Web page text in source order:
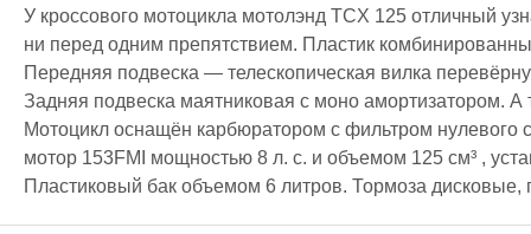
У кроссового мотоцикла мотолэнд TCX 125 отличный
ни перед одним препятствием. Пластик
Передняя подвеска — телескопическая вилка
Задняя подвеска маятниковая с моно амортизатором.
Мотоцикл оснащён карбюратором с фильтром
мотор 153FMI мощностью 8 л. с. и объемом 125 см³ ,
Пластиковый бак объемом 6 литров. Тормоза